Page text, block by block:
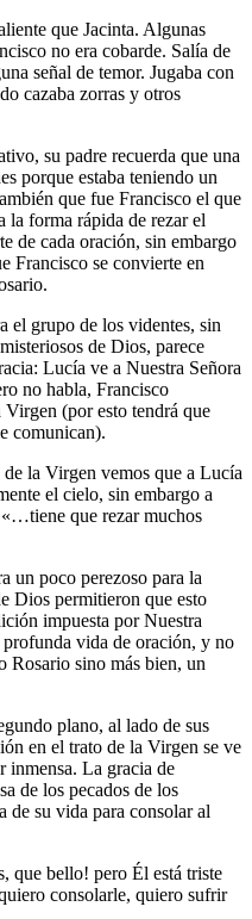
que Jacinta. Algunas
no era cobarde. Salía de
señal de temor. Jugaba con
cazaba zorras y otros
su padre recuerda que una
porque estaba teniendo un
que fue Francisco el que
la forma rápida de rezar el
de cada oración, sin embargo
Francisco se convierte en
el grupo de los videntes, sin
de Dios, parece
Lucía ve a Nuestra Señora
no habla, Francisco
(por esto tendrá que
comunican).
la Virgen vemos que a Lucía
el cielo, sin embargo a
que rezar muchos
un poco perezoso para la
Dios permitieron que esto
impuesta por Nuestra
vida de oración, y no
Rosario sino más bien, un
plano, al lado de sus
en el trato de la Virgen se ve
inmensa. La gracia de
de los pecados de los
de su vida para consolar al
que bello! pero Él está triste
consolarle, quiero sufrir